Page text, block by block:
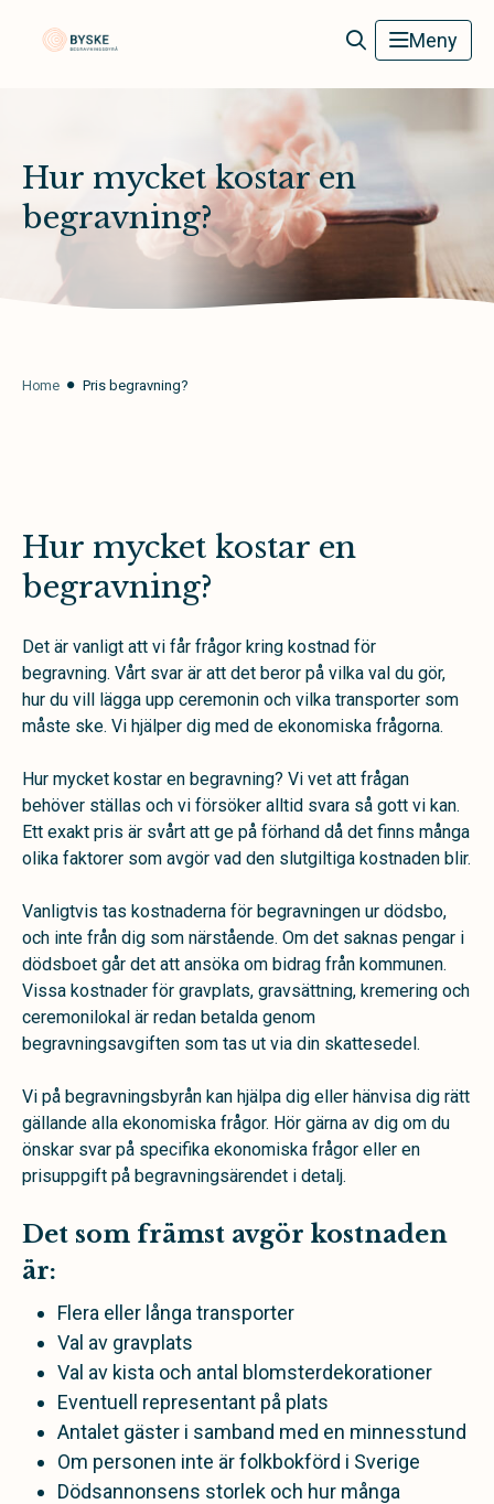
Meny
Hur mycket kostar en
begravning?
Home Pris begravning?
Hur mycket kostar en
begravning?
Det är vanligt att vi får frågor kring kostnad för
begravning. Vårt svar är att det beror på vilka val du gör,
hur du vill lägga upp ceremonin och vilka transporter som
måste ske. Vi hjälper dig med de ekonomiska frågorna.
Hur mycket kostar en begravning? Vi vet att frågan
behöver ställas och vi försöker alltid svara så gott vi kan.
Ett exakt pris är svårt att ge på förhand då det finns många
olika faktorer som avgör vad den slutgiltiga kostnaden blir.
Vanligtvis tas kostnaderna för begravningen ur dödsbo,
och inte från dig som närstående. Om det saknas pengar i
dödsboet går det att ansöka om bidrag från kommunen.
Vissa kostnader för gravplats, gravsättning, kremering och
ceremonilokal är redan betalda genom
begravningsavgiften som tas ut via din skattesedel.
Vi på begravningsbyrån kan hjälpa dig eller hänvisa dig rätt
gällande alla ekonomiska frågor. Hör gärna av dig om du
önskar svar på specifika ekonomiska frågor eller en
prisuppgift på begravningsärendet i detalj.
Det som främst avgör kostnaden
är:
Flera eller långa transporter
Val av gravplats
Val av kista och antal blomsterdekorationer
Eventuell representant på plats
Antalet gäster i samband med en minnesstund
Om personen inte är folkbokförd i Sverige
Dödsannonsens storlek och hur många